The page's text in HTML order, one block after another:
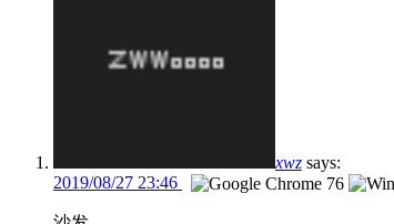
xwz says:
2019/08/27 23:46